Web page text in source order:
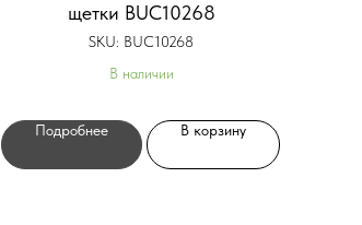
щетки BUC10268
SKU: BUC10268
В наличии
Подробнее В корзину